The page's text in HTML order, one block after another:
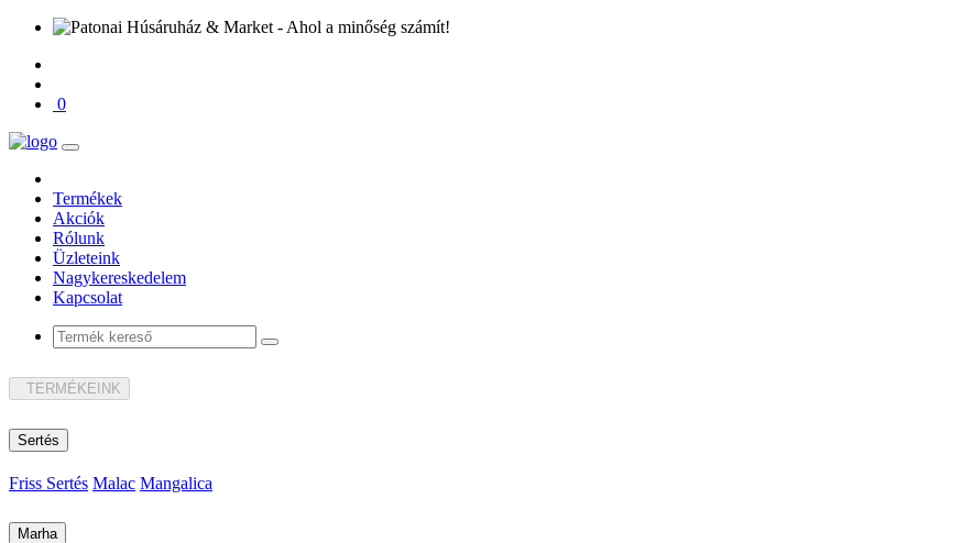
0
Termékek
Akciók
Rólunk
Üzleteink
Nagykereskedelem
Kapcsolat
TERMÉKEINK
Sertés
Friss Sertés Malac Mangalica
Marha